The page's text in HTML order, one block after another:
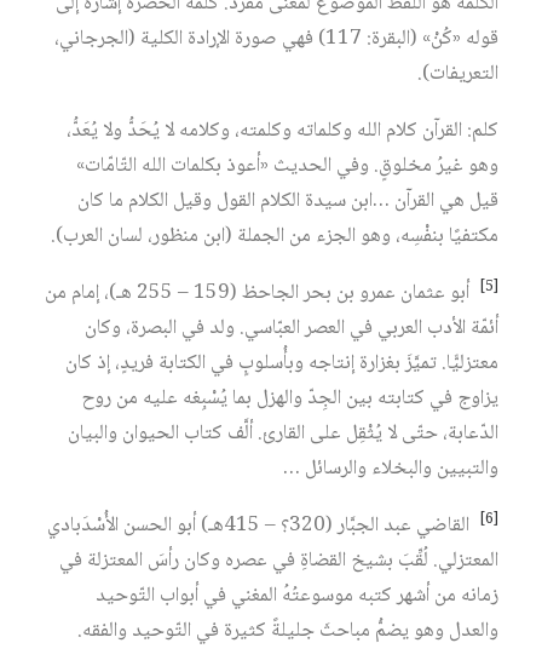
قوله «كُنْ» (البقرة: 117) فهي صورة الإرادة الكلية (الجرجاني،
التعريفات).
كلم: القرآن كلام الله وكلماته وكلمته، وكلامه لا يُحَدُّ ولا يُعَدُّ،
وهو غيرُ مخلوقٍ. وفي الحديث «أعوذ بكلمات الله التّامّات»
قيل هي القرآن …ابن سيدة الكلام القول وقيل الكلام ما كان
مكتفيًا بنفْسِه، وهو الجزء من الجملة (ابن منظور، لسان العرب).
[5]
أبو عثمان عمرو بن بحر الجاحظ (159 – 255 هـ)، إمام من
أئمّة الأدب العربي في العصر العبّاسي. ولد في البصرة، وكان
معتزليًّا. تميَّزَ بغزارة إنتاجه وبأُسلوبٍ في الكتابة فريدٍ، إذ كان
يزاوج في كتابته بين الجِدّ والهزل بما يُسْبِغه عليه من روح
الدّعابة، حتّى لا يُثْقِل على القارئ. ألَّف كتاب الحيوان والبيان
والتبيين والبخلاء والرسائل …
[6]
القاضي عبد الجبَّار (320؟ – 415هـ) أبو الحسن الأُسْدَبادي
المعتزلي. لُقِّبَ بشيخ القضاةِ في عصره وكان رأسَ المعتزلة في
زمانه من أشهر كتبه موسوعتُهُ المغني في أبواب التّوحيد
والعدل وهو يضمُّ مباحثَ جليلةً كثيرة في التّوحيد والفقه.